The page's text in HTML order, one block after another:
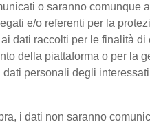
o saranno
e/o referenti per la
dati raccolti per le finalità
della piattaforma o per
personali degli
i dati non saranno